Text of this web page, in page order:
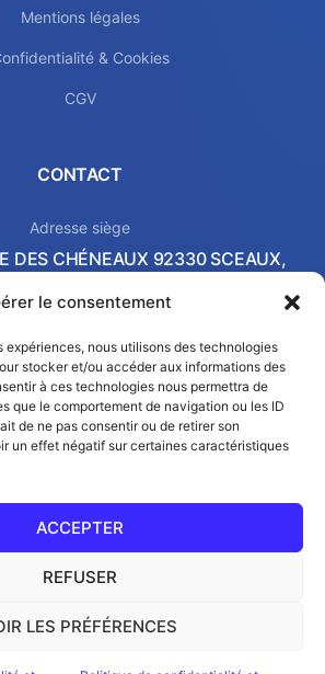
le consentement
expériences, nous utilisons des technologies
stocker et/ou accéder aux informations des
à ces technologies nous permettra de
que le comportement de navigation ou les ID
de ne pas consentir ou de retirer son
un effet négatif sur certaines caractéristiques
ACCEPTER
REFUSER
LES PRÉFÉRENCES
Mentions légales
& Cookies
CGV
CONTACT
Adresse siège
DES CHÉNEAUX 92330 SCEAUX,
commercial & Showroom
GILLES DE GENNES 37540 SAINT-
SUR-LOIRE, FRANCE
Email